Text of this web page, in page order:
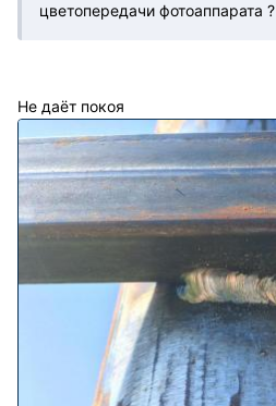
цветопередачи фотоаппарата ?
Не даёт покоя